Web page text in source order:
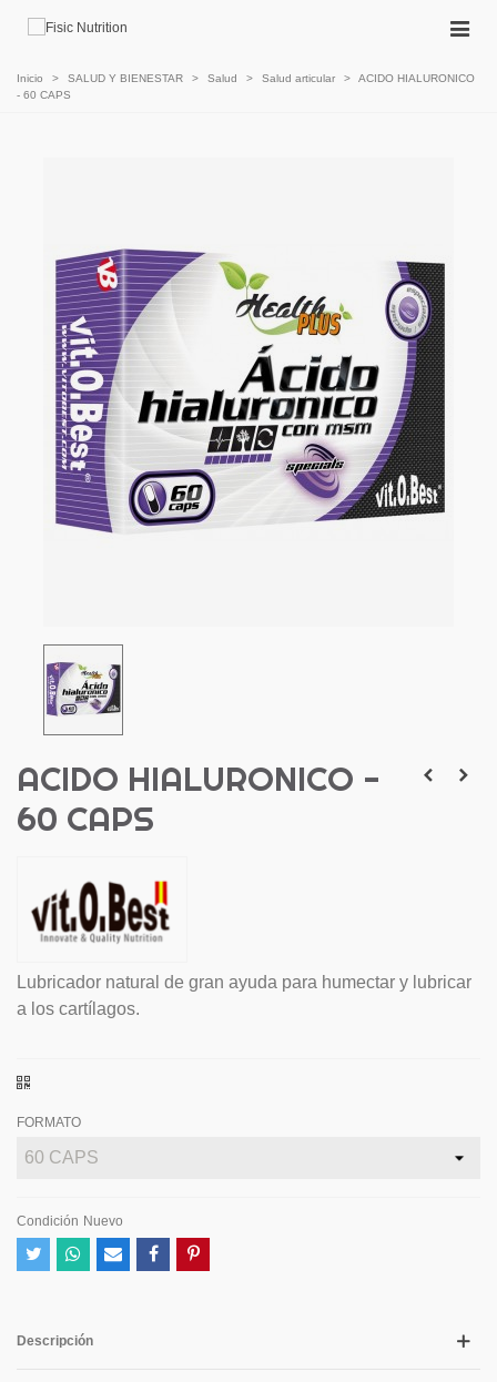
Inicio > SALUD Y BIENESTAR > Salud > Salud articular >
ACIDO HIALURONICO
- 60 CAPS
ACIDO HIALURONICO -
60 CAPS
Lubricador natural de gran ayuda para humectar y lubricar
a los cartílagos.
FORMATO
Condición Nuevo
Descripción